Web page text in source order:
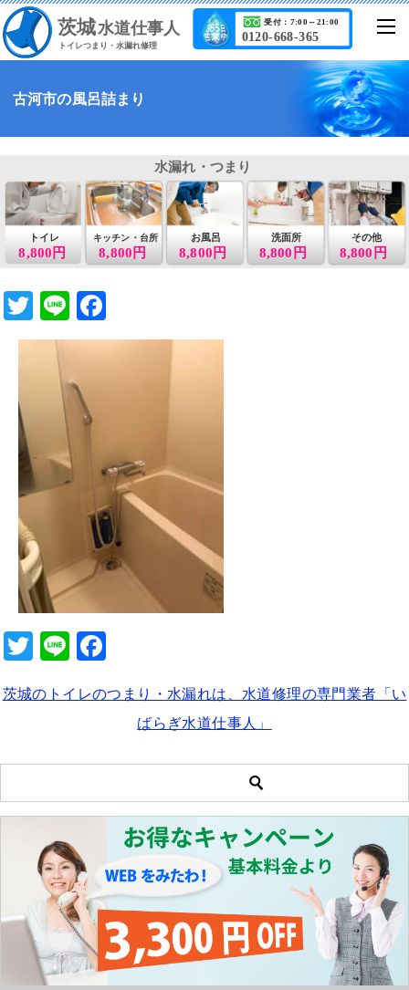
茨城水道仕事人
トイレつまり・水漏れ修理
0120-668-365
受付：7:00～21:00
古河市の風呂詰まり
8,800円
トイレ
8,800円
キッチン・台所 お風呂
8,800円
洗面所
8,800円
その他
8,800円
水漏れ・つまり
T
wi
er
Li
n a
c
o
o
k
T
tt
Li
e c
b
o
茨城のトイレのつまり・水漏れは、水道修理の専門業者「い
ばらぎ水道仕事人」